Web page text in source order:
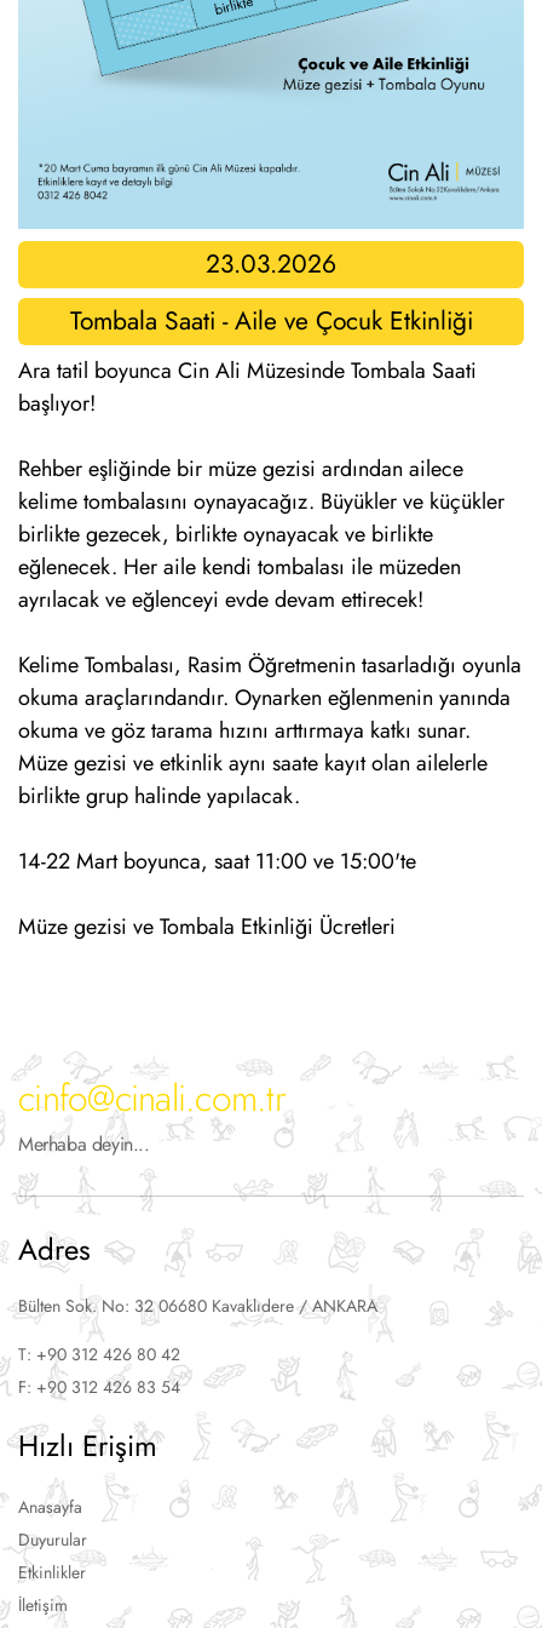
23.03.2026
Tombala Saati - Aile ve Çocuk Etkinliği
Ara tatil boyunca Cin Ali Müzesinde Tombala Saati
başlıyor!
Rehber eşliğinde bir müze gezisi ardından ailece
kelime tombalasını oynayacağız. Büyükler ve küçükler
birlikte gezecek, birlikte oynayacak ve birlikte
eğlenecek. Her aile kendi tombalası ile müzeden
ayrılacak ve eğlenceyi evde devam ettirecek!
Kelime Tombalası, Rasim Öğretmenin tasarladığı oyunla
okuma araçlarındandır. Oynarken eğlenmenin yanında
okuma ve göz tarama hızını arttırmaya katkı sunar.
Müze gezisi ve etkinlik aynı saate kayıt olan ailelerle
birlikte grup halinde yapılacak.
14-22 Mart boyunca, saat 11:00 ve 15:00'te
Müze gezisi ve Tombala Etkinliği Ücretleri
cinfo@cinali.com.tr
Merhaba deyin...
Adres
Bülten Sok. No: 32 06680 Kavaklıdere / ANKARA
T: +90 312 426 80 42
F: +90 312 426 83 54
Hızlı Erişim
Anasayfa
Duyurular
Etkinlikler
İletişim